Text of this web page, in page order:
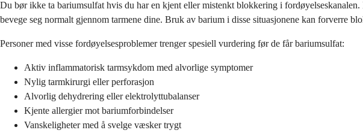
Du bør ikke ta bariumsulfat hvis du har en kjent eller mistenkt blokkering i
bevege seg normalt gjennom tarmene dine. Bruk av barium i disse situasjonene kan forverre
Personer med visse fordøyelsesproblemer trenger spesiell vurdering før de får bariumsulfat:
Aktiv inflammatorisk tarmsykdom med alvorlige symptomer
Nylig tarmkirurgi eller perforasjon
Alvorlig dehydrering eller elektrolyttubalanser
Kjente allergier mot bariumforbindelser
Vanskeligheter med å svelge væsker trygt